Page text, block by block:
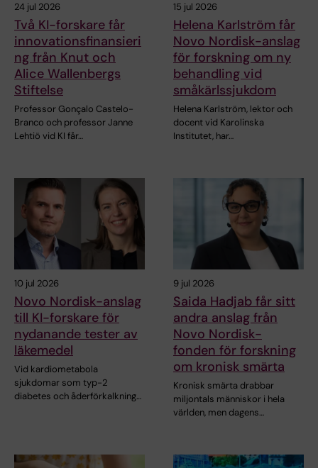
24 jul 2026
Två KI-forskare får
innovationsfinansieri
ng från Knut och
Alice Wallenbergs
Stiftelse
Professor Gonçalo Castelo-
Branco och professor Janne
Lehtiö vid KI får…
15 jul 2026
Helena Karlström får
Novo Nordisk-anslag
för forskning om ny
behandling vid
småkärlssjukdom
Helena Karlström, lektor och
docent vid Karolinska
Institutet, har…
10 jul 2026
Novo Nordisk-anslag
till KI-forskare för
nydanande tester av
läkemedel
Vid kardiometabola
sjukdomar som typ-2
diabetes och åderförkalkning…
9 jul 2026
Saida Hadjab får sitt
andra anslag från
Novo Nordisk-
fonden för forskning
om kronisk smärta
Kronisk smärta drabbar
miljontals människor i hela
världen, men dagens…